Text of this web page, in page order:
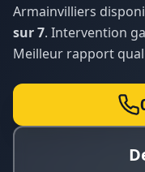
Armainvilliers
sur 7. Intervention
Meilleur rapport